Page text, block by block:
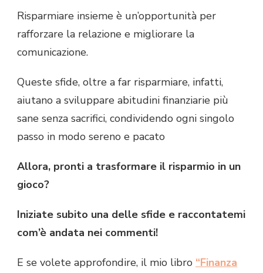
Risparmiare insieme è un’opportunità per
rafforzare la relazione e migliorare la
comunicazione.
Queste sfide, oltre a far risparmiare, infatti,
aiutano a sviluppare abitudini finanziarie più
sane senza sacrifici, condividendo ogni singolo
passo in modo sereno e pacato
Allora, pronti a trasformare il risparmio in un
gioco?
Iniziate subito una delle sfide e raccontatemi
com’è andata nei commenti!
E se volete approfondire, il mio libro “Finanza